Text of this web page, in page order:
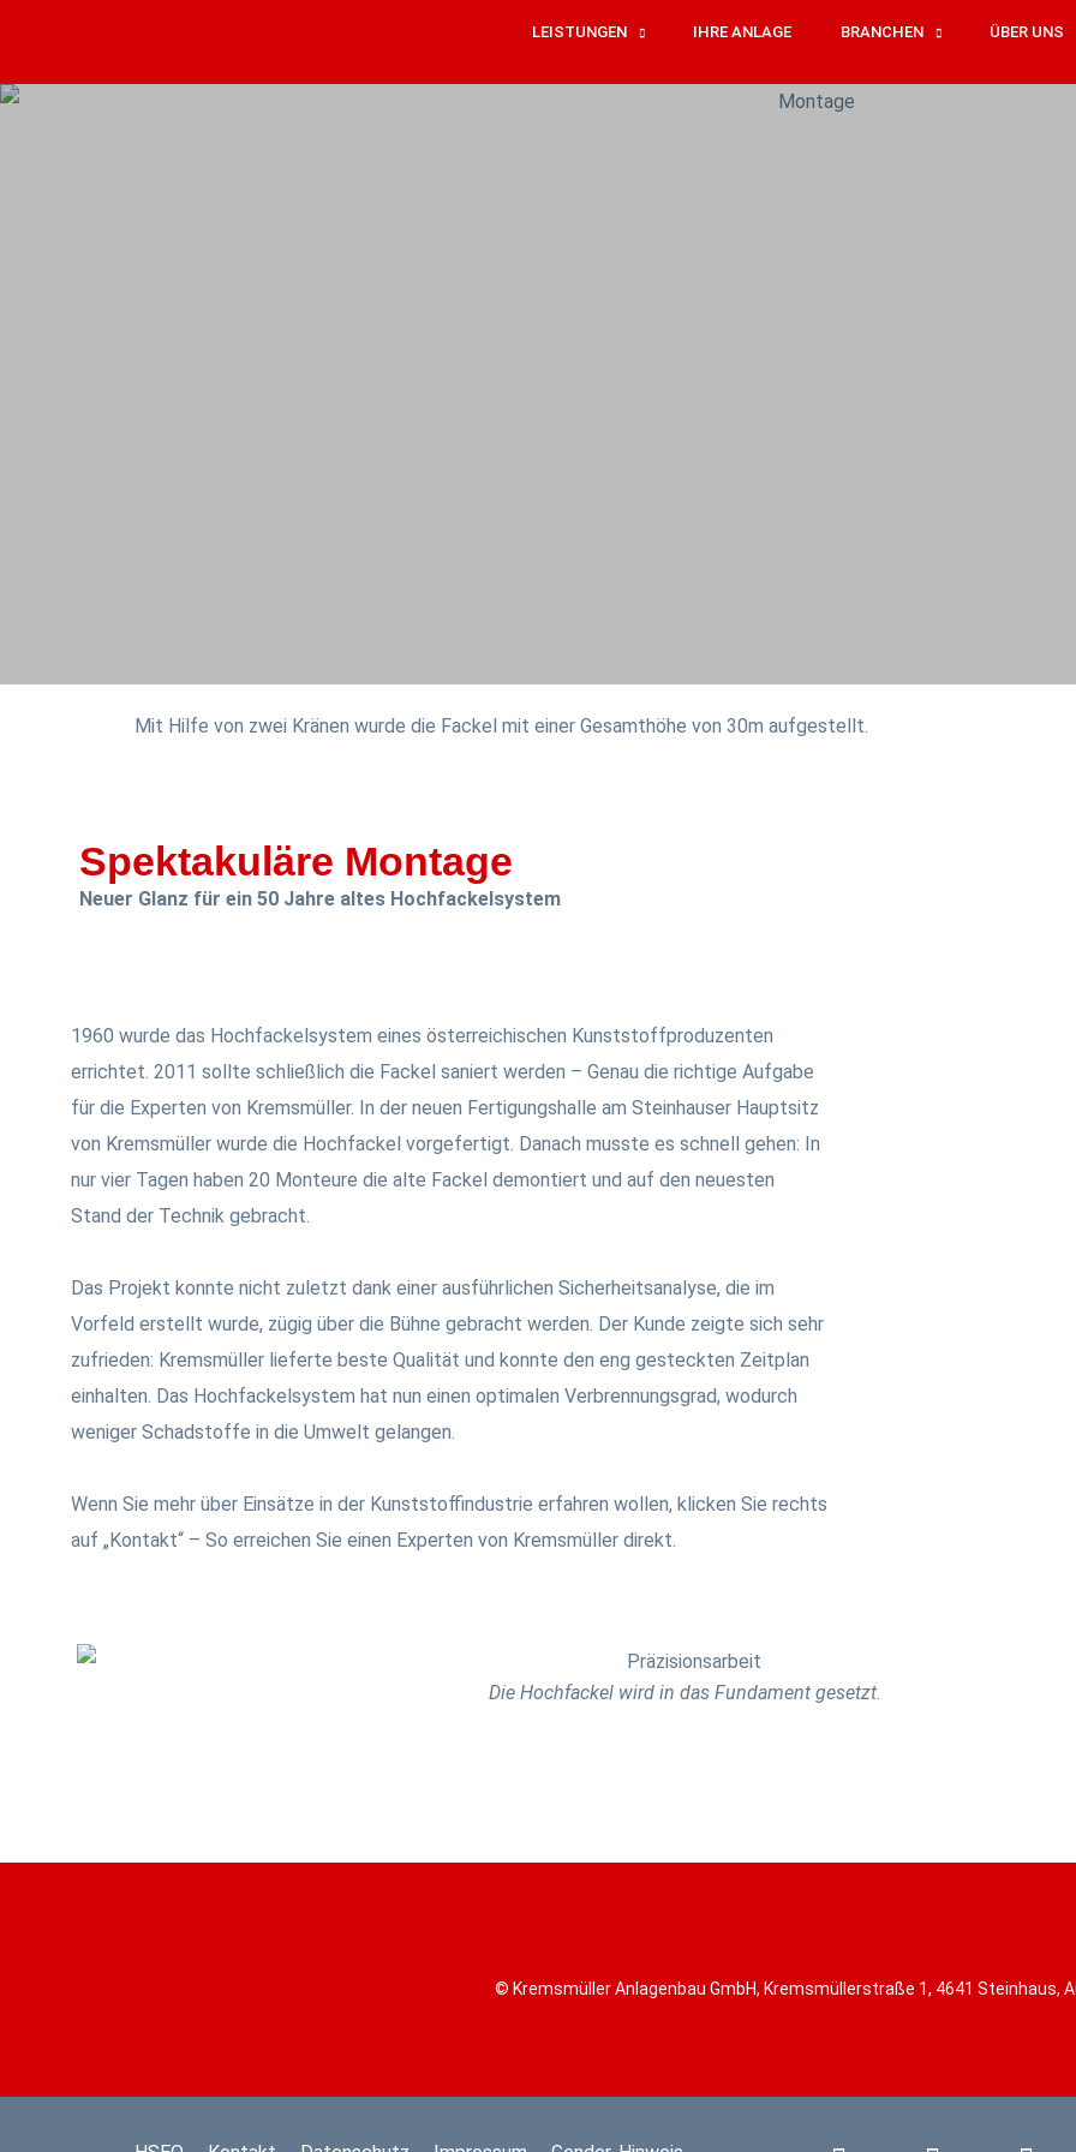
LEISTUNGEN IHRE ANLAGE BRANCHEN ÜBER UNS
Mit Hilfe von zwei Kränen wurde die Fackel mit einer Gesamthöhe von 30m aufgestellt.
Spektakuläre Montage
Neuer Glanz für ein 50 Jahre altes Hochfackelsystem
1960 wurde das Hochfackelsystem eines österreichischen Kunststoffproduzenten
errichtet. 2011 sollte schließlich die Fackel saniert werden – Genau die richtige Aufgabe
für die Experten von Kremsmüller. In der neuen Fertigungshalle am Steinhauser Hauptsitz
von Kremsmüller wurde die Hochfackel vorgefertigt. Danach musste es schnell gehen: In
nur vier Tagen haben 20 Monteure die alte Fackel demontiert und auf den neuesten
Stand der Technik gebracht.
Das Projekt konnte nicht zuletzt dank einer ausführlichen Sicherheitsanalyse, die im
Vorfeld erstellt wurde, zügig über die Bühne gebracht werden. Der Kunde zeigte sich sehr
zufrieden: Kremsmüller lieferte beste Qualität und konnte den eng gesteckten Zeitplan
einhalten. Das Hochfackelsystem hat nun einen optimalen Verbrennungsgrad, wodurch
weniger Schadstoffe in die Umwelt gelangen.
Wenn Sie mehr über Einsätze in der Kunststoffindustrie erfahren wollen, klicken Sie rechts
auf „Kontakt“ – So erreichen Sie einen Experten von Kremsmüller direkt.
Die Hochfackel wird in das Fundament gesetzt.
© Kremsmüller Anlagenbau GmbH, Kremsmüllerstraße 1, 4641 Steinhaus,